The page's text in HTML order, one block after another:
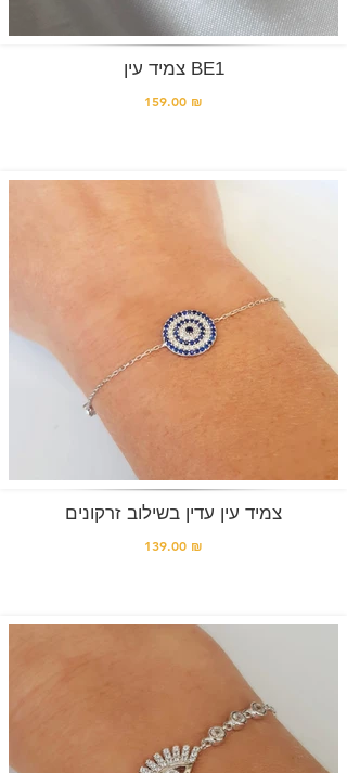
צמיד עין BE1
159.00 ₪
צמיד עין עדין בשילוב זרקונים
139.00 ₪